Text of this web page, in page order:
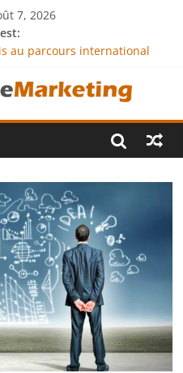
7, 2026
au parcours international
l’entreprise se
?
de l’indépendance
comme moteur de
logistiques au service